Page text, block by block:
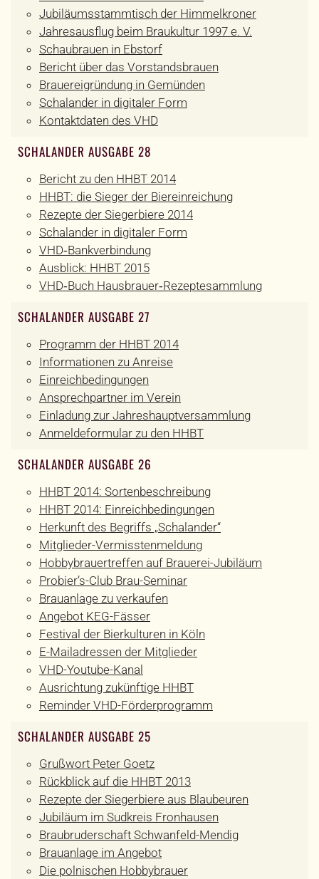
Jubiläumsstammtisch der Himmelkroner
Jahresausflug beim Braukultur 1997 e. V.
Schaubrauen in Ebstorf
Bericht über das Vorstandsbrauen
Brauereigründung in Gemünden
Schalander in digitaler Form
Kontaktdaten des VHD
SCHALANDER AUSGABE 28
Bericht zu den HHBT 2014
HHBT: die Sieger der Biereinreichung
Rezepte der Siegerbiere 2014
Schalander in digitaler Form
VHD‐Bankverbindung
Ausblick: HHBT 2015
VHD‐Buch Hausbrauer‐Rezeptesammlung
SCHALANDER AUSGABE 27
Programm der HHBT 2014
Informationen zu Anreise
Einreichbedingungen
Ansprechpartner im Verein
Einladung zur Jahreshauptversammlung
Anmeldeformular zu den HHBT
SCHALANDER AUSGABE 26
HHBT 2014: Sortenbeschreibung
HHBT 2014: Einreichbedingungen
Herkunft des Begriffs „Schalander“
Mitglieder-Vermisstenmeldung
Hobbybrauertreffen auf Brauerei-Jubiläum
Probier’s-Club Brau-Seminar
Brauanlage zu verkaufen
Angebot KEG-Fässer
Festival der Bierkulturen in Köln
E-Mailadressen der Mitglieder
VHD-Youtube-Kanal
Ausrichtung zukünftige HHBT
Reminder VHD-Förderprogramm
SCHALANDER AUSGABE 25
Grußwort Peter Goetz
Rückblick auf die HHBT 2013
Rezepte der Siegerbiere aus Blaubeuren
Jubiläum im Sudkreis Fronhausen
Braubruderschaft Schwanfeld-Mendig
Brauanlage im Angebot
Die polnischen Hobbybrauer